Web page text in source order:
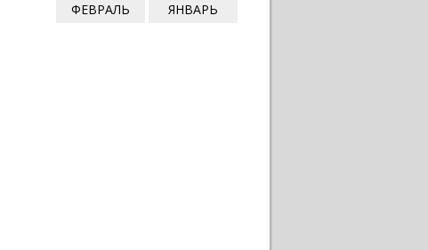
ФЕВРАЛЬ
ЯНВАРЬ